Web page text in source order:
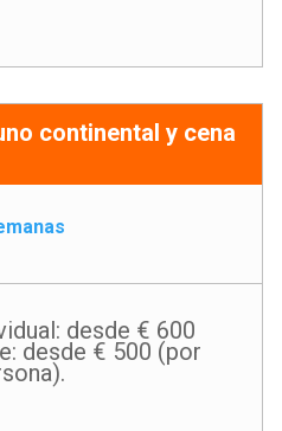
continental y cena
desde € 600
desde € 500 (por